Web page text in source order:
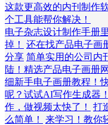
这款更高效的内刊制作
个工具能帮你解决！
电子杂志设计制作手册
掉！
还在找产品电子画
分享 简单实用的公司内
陆！精选产品电子画册
细新手电子画册教程！
呢？试试AI写作生成器！
作，做视频太快了！
打
么简单！
来学习！教你